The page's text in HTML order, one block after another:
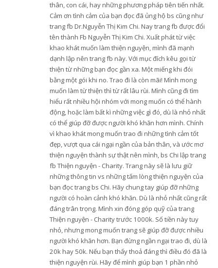
thân, con cái, hay những phương pháp tiên tiến nhất.
Cảm ơn tình cảm của bạn đọc đã ủng hộ bs cũng như
trang fb Dr.Nguyễn Thị Kim Chi. Nay trang fb được đổi
tên thành Fb Nguyễn Thị Kim Chi. Xuất phát từ việc
khao khát muốn làm thiện nguyện, mình đã mạnh
dạnh lập nên trang fb này. Với mục đích kêu gọi từ
thiện từ những bạn đọc gần xa. Một miếng khi đói
bằng một gói khi no. Trao đi là còn mãi! Mình mong
muốn làm từ thiện thì từ rất lâu rùi. Mình cũng đi tìm
hiểu rất nhiều hội nhóm với mong muốn có thể hành
động, hoặc làm bất kì những việc gì đó, dù là nhỏ nhất
có thể giúp đỡ được người khó khăn hơn mình. Chính
vì khao khát mong muốn trao đi những tình cảm tốt
đẹp, vượt qua cái ngại ngần của bản thân, và ước mơ
thiện nguyện thành sự thật nên mình, bs Chi lập trang
fb Thiện nguyện - Charity. Trang này sẽ là lưu giữ
những thông tin vs những tấm lòng thiện nguyện của
bạn đọc trang bs Chi. Hãy chung tay giúp đỡ những
người có hoàn cảnh khó khăn. Dù là nhỏ nhất cũng rất
đáng trân trọng. Mình xin đóng góp quỹ của trang
Thiện nguyện - Charity trước 1000k. Số tiền này tuy
nhỏ, nhưng mong muốn trang sẽ giúp đỡ được nhiều
người khó khăn hơn. Bạn đừng ngần ngại trao đi, dù là
20k hay 50k. Nếu bạn thấy thoả đáng thì điều đó đã là
thiện nguyện rùi. Hãy để mình giúp bạn 1 phần nhỏ